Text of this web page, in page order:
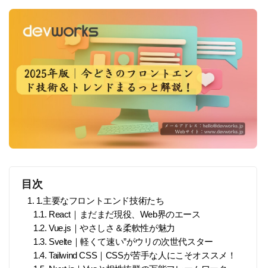
目次
1. 1.主要なフロントエンド技術たち
1.1. React｜まだまだ現役、Web界のエース
1.2. Vue.js｜やさしさ＆柔軟性が魅力
1.3. Svelte｜軽くて速い”がウリの次世代スター
1.4. Tailwind CSS｜CSSが苦手な人にこそオススメ！